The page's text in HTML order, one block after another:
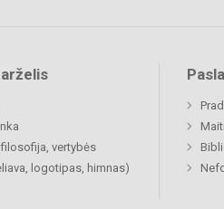
vertybės
logotipas, himnas)